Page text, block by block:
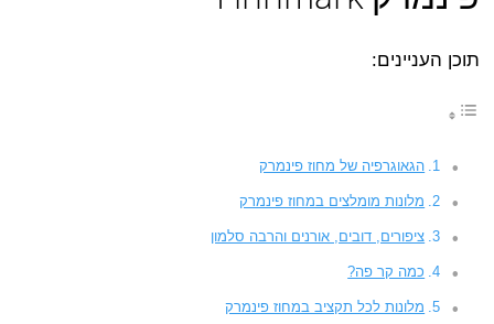
תוכן העניינים:
הגאוגרפיה של מחוז פינמרק
מלונות מומלצים במחוז פינמרק
ציפורים, דובים, אורנים והרבה סלמון
כמה קר פה?
מלונות לכל תקציב במחוז פינמרק